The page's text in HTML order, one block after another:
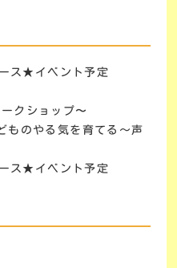
ス★イベント予定
クショップ〜
ものやる気を育てる～声
ス★イベント予定